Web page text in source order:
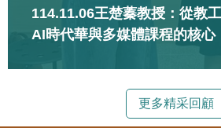
114.11.06王楚蓁教授：從教
AI時代華與多媒體課程的核心
更多精采回顧